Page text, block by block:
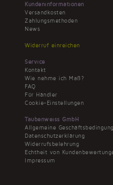
Kundeninformationen
Versandkosten
Zahlungsmethoden
News
Widerruf einreichen
Service
Kontakt
Wie nehme ich Maß?
FAQ
Für Händler
Cookie-Einstellungen
Taubenweiss GmbH
Allgemeine
Datenschutzerklärung
Widerrufsbelehrung
Echtheit von
Impressum